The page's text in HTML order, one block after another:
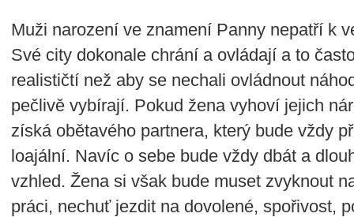
Muži narození ve znamení Panny nepatří k
Své city dokonale chrání a ovládají a to
realističtí než aby se nechali ovládnout
pečlivě vybírají. Pokud žena vyhoví jejich
získá obětavého partnera, který bude vždy
loajální. Navíc o sebe bude vždy dbát a
vzhled. Žena si však bude muset zvyknout
práci, nechuť jezdit na dovolené, spořivost,